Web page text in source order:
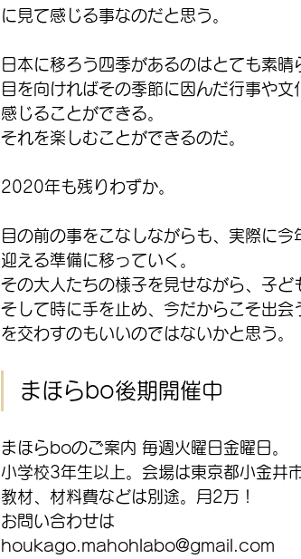
に見て感じる事なのだと思う。
日本に移ろう四季があるのはとても素晴
目を向ければその季節に因んだ行事や
感じることができる。
それを楽しむことができるのだ。
2020年も残りわずか。
目の前の事をこなしながらも、実際に
迎える準備に移っていく。
その大人たちの様子を見せながら、子ど
そして時に手を止め、今だからこそ出
を交わすのもいいのではないかと思う。
まほらbo後期開催中
まほらboのご案内 毎週火曜日金曜日。
小学校3年生以上。会場は東京都小金井
教材、材料費などは別途。月2万！
お問い合わせは
houkago.mahohlabo@gmail.com